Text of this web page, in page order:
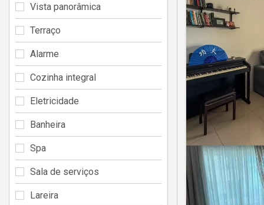
Vista panorâmica
Terraço
Alarme
Cozinha integral
Eletricidade
Banheira
Spa
Sala de serviços
Lareira